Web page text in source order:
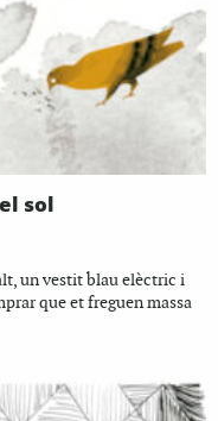
sol
un vestit blau elèctric i
que et freguen massa